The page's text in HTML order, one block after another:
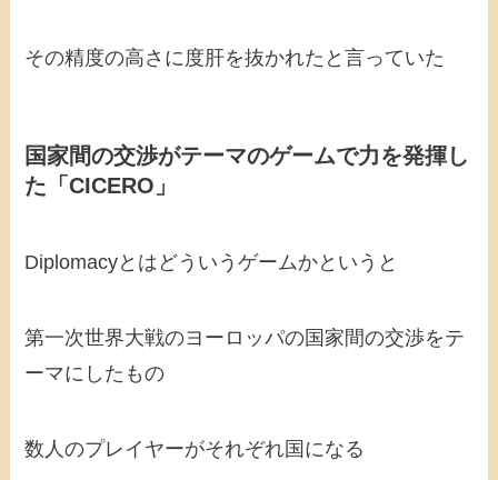
その精度の高さに度肝を抜かれたと言っていた
国家間の交渉がテーマのゲームで力を発揮し
た「CICERO」
Diplomacyとはどういうゲームかというと
第一次世界大戦のヨーロッパの国家間の交渉をテ
ーマにしたもの
数人のプレイヤーがそれぞれ国になる